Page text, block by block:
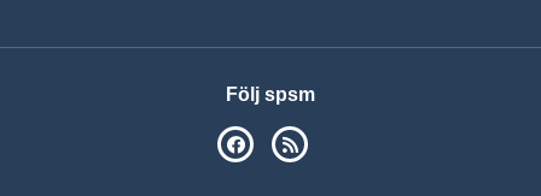
Följ spsm
SPSM på Facebook